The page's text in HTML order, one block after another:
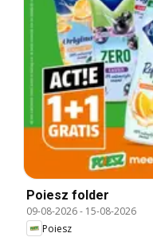
Poiesz folder
09-08-2026- 15-08-2026
Poiesz